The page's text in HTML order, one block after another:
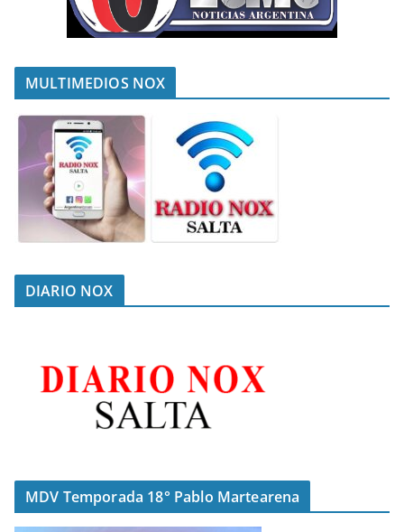
MULTIMEDIOS NOX
DIARIO NOX
MDV Temporada 18° Pablo Martearena